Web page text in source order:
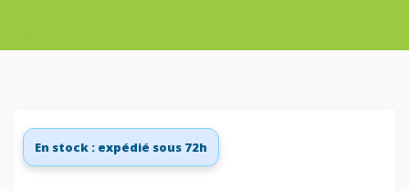
En stock : expédié sous 72h